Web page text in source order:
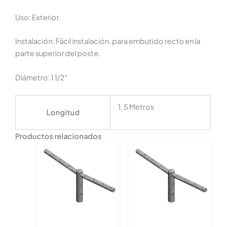
Uso: Exterior.
Instalación: Fácil instalación, para embutido recto en la
parte superior del poste.
Diámetro: 1 1/2"
Longitud
1, 5 Metros
Productos relacionados